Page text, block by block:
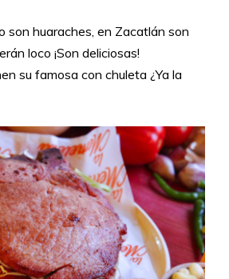
son huaraches, en Zacatlán son
loco ¡Son deliciosas!
su famosa con chuleta ¿Ya la